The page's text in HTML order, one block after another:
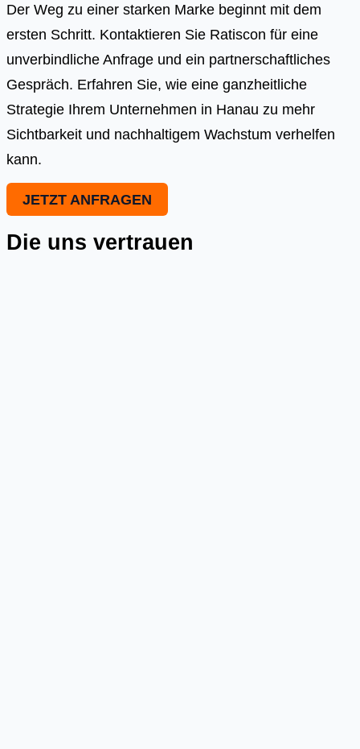
Der Weg zu einer starken Marke beginnt mit dem
ersten Schritt. Kontaktieren Sie Ratiscon für eine
unverbindliche Anfrage und ein partnerschaftliches
Gespräch. Erfahren Sie, wie eine ganzheitliche
Strategie Ihrem Unternehmen in Hanau zu mehr
Sichtbarkeit und nachhaltigem Wachstum verhelfen
kann.
JETZT ANFRAGEN
Die uns vertrauen